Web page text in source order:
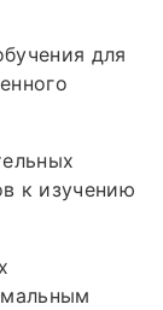
для
к изучению